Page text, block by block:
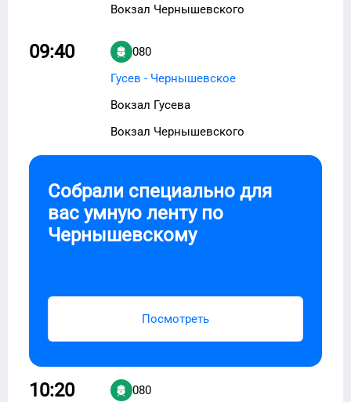
Вокзал Чернышевского
09:40
080
Гусев - Чернышевское
Вокзал Гусева
Вокзал Чернышевского
Собрали специально для
вас умную ленту по
Чернышевскому
Посмотреть
10:20
080